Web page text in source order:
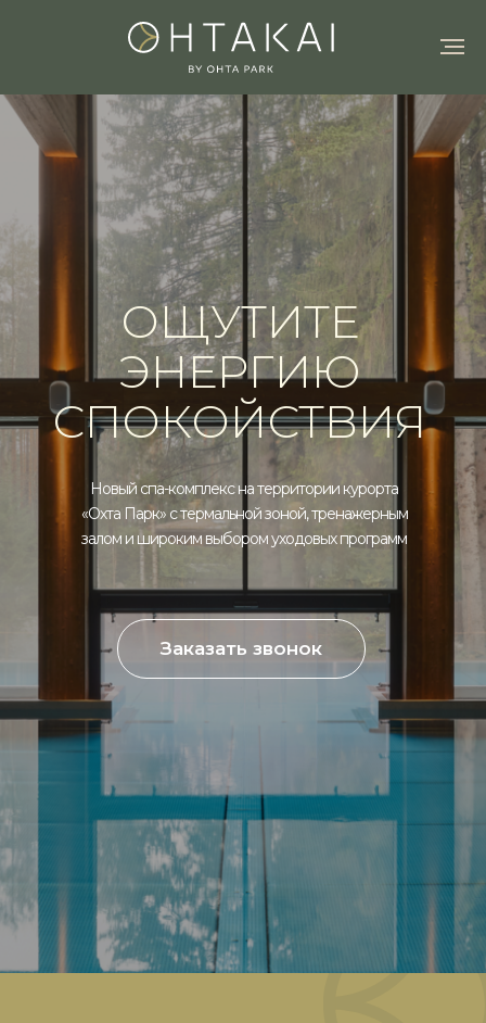
ОЩУТИТЕ
ЭНЕРГИЮ
СПОКОЙСТВИЯ
Новый спа-комплекс на территории курорта
«Охта Парк» с термальной зоной, тренажерным
залом и широким выбором уходовых программ
Заказать звонок